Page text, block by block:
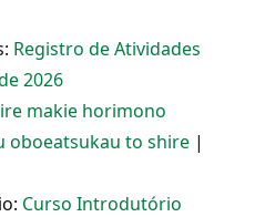
Registro de Atividades
2026
makie horimono
oboeatsukau to shire |
Curso Introdutório